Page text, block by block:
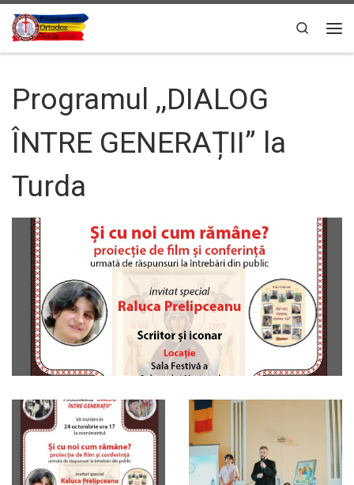
Sari la conținut
Search
Programul ,,DIALOG
ÎNTRE GENERAȚII” la
Turda